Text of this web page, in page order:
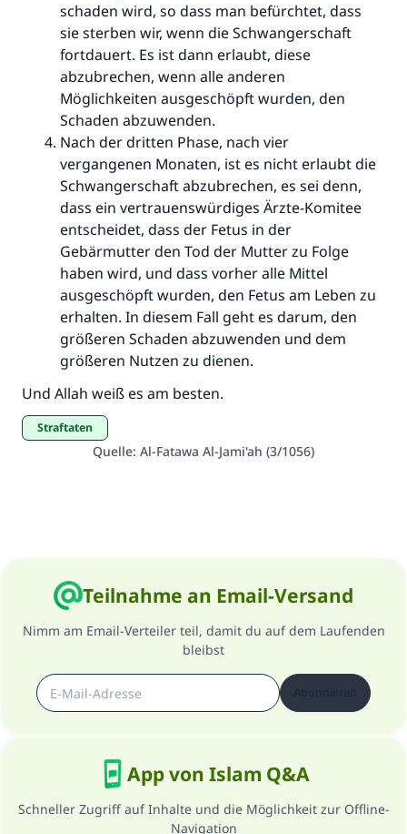
schaden wird, so dass man befürchtet, dass
sie sterben wir, wenn die Schwangerschaft
fortdauert. Es ist dann erlaubt, diese
abzubrechen, wenn alle anderen
Möglichkeiten ausgeschöpft wurden, den
Schaden abzuwenden.
Nach der dritten Phase, nach vier
vergangenen Monaten, ist es nicht erlaubt die
Schwangerschaft abzubrechen, es sei denn,
dass ein vertrauenswürdiges Ärzte-Komitee
entscheidet, dass der Fetus in der
Gebärmutter den Tod der Mutter zu Folge
haben wird, und dass vorher alle Mittel
ausgeschöpft wurden, den Fetus am Leben zu
erhalten. In diesem Fall geht es darum, den
größeren Schaden abzuwenden und dem
größeren Nutzen zu dienen.
Und Allah weiß es am besten.
Straftaten
Quelle: Al-Fatawa Al-Jami'ah (3/1056)
Teilnahme an Email-Versand
Nimm am Email-Verteiler teil, damit du auf dem Laufenden
bleibst
App von Islam Q&A
Schneller Zugriff auf Inhalte und die Möglichkeit zur Offline-
Navigation
(MUSLIM 1893)
Beitrag dazu